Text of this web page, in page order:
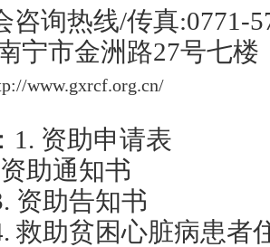
咨询热线/传真:0771-
宁市金洲路27号七
www.gxrcf.org.cn/
1. 资助申请表
通知书
. 资助告知书
. 救助贫困心脏病患者